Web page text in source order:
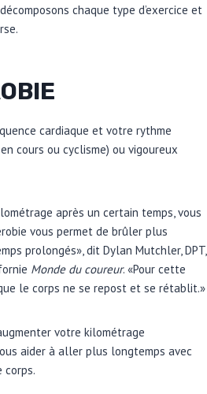
chaque type d’exercice et
cardiaque et votre rythme
cours ou cyclisme) ou vigoureux
après un certain temps, vous
vous permet de brûler plus
prolongés», dit Dylan Mutchler, DPT,
Monde du coureur. «Pour cette
le corps ne se repost et se rétablit.»
votre kilométrage
aider à aller plus longtemps avec
corps.